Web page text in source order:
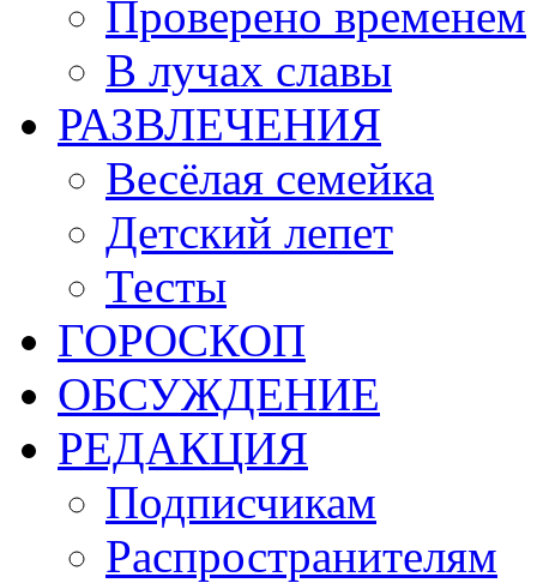
Проверено временем
В лучах славы
РАЗВЛЕЧЕНИЯ
Весёлая семейка
Детский лепет
Тесты
ГОРОСКОП
ОБСУЖДЕНИЕ
РЕДАКЦИЯ
Подписчикам
Распространителям